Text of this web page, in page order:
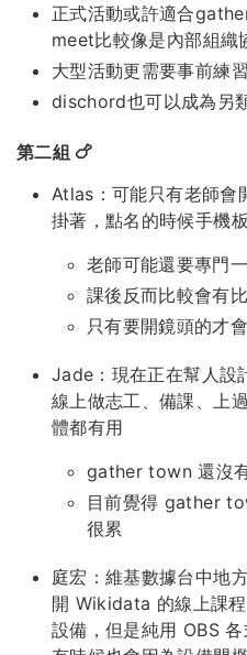
正式活動或許適合
meet比較像是內部組織
大型活動更需要事前練
dischord也可以成為另
第二組 🍗
Atlas：可能只有老師會
掛著，點名的時候手機
老師可能還要專門
課後反而比較會有
只有要開鏡頭的才
Jade：現在正在幫人
線上做志工、備課、上
體都有用
gather town 還沒
目前覺得 gather
很累
庭宏：維基數據台中地
開 Wikidata 的線上課
設備，但是純用 OBS 各